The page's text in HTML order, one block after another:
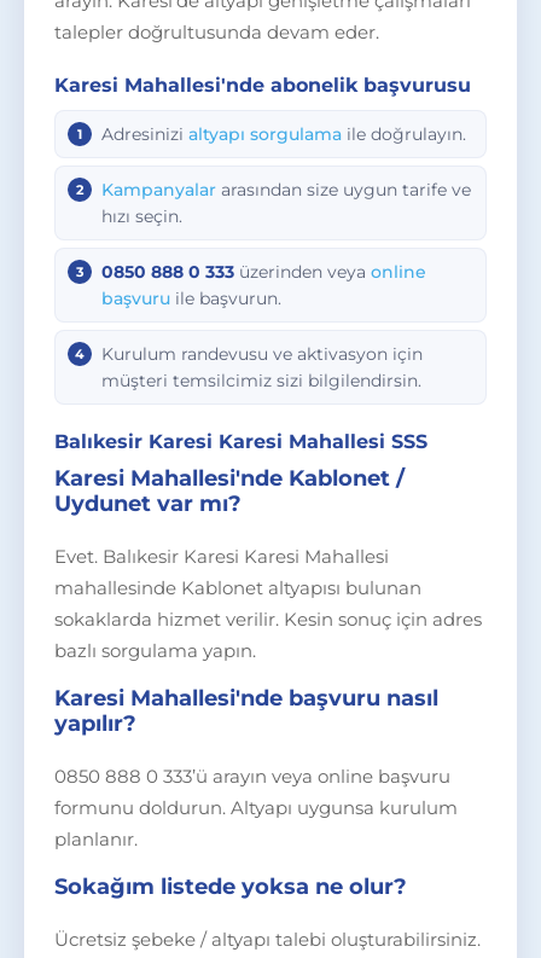
talepler doğrultusunda devam eder.
Karesi Mahallesi'nde abonelik başvurusu
Adresinizi altyapı sorgulama ile doğrulayın.
Kampanyalar arasından size uygun tarife ve
hızı seçin.
0850 888 0 333 üzerinden veya online
başvuru ile başvurun.
Kurulum randevusu ve aktivasyon için
müşteri temsilcimiz sizi bilgilendirsin.
Balıkesir Karesi Karesi Mahallesi SSS
Karesi Mahallesi'nde Kablonet /
Uydunet var mı?
Evet. Balıkesir Karesi Karesi Mahallesi
mahallesinde Kablonet altyapısı bulunan
sokaklarda hizmet verilir. Kesin sonuç için adres
bazlı sorgulama yapın.
Karesi Mahallesi'nde başvuru nasıl
yapılır?
0850 888 0 333’ü arayın veya online başvuru
formunu doldurun. Altyapı uygunsa kurulum
planlanır.
Sokağım listede yoksa ne olur?
Ücretsiz şebeke / altyapı talebi oluşturabilirsiniz.